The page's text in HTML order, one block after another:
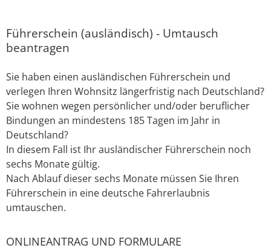
Führerschein (ausländisch) - Umtausch
beantragen
Sie haben einen ausländischen Führerschein und
verlegen Ihren Wohnsitz längerfristig nach Deutschland?
Sie wohnen wegen persönlicher und/oder beruflicher
Bindungen an mindestens 185 Tagen im Jahr in
Deutschland?
In diesem Fall ist Ihr ausländischer Führerschein noch
sechs Monate gültig.
Nach Ablauf dieser sechs Monate müssen Sie Ihren
Führerschein in eine deutsche Fahrerlaubnis
umtauschen.
ONLINEANTRAG UND FORMULARE